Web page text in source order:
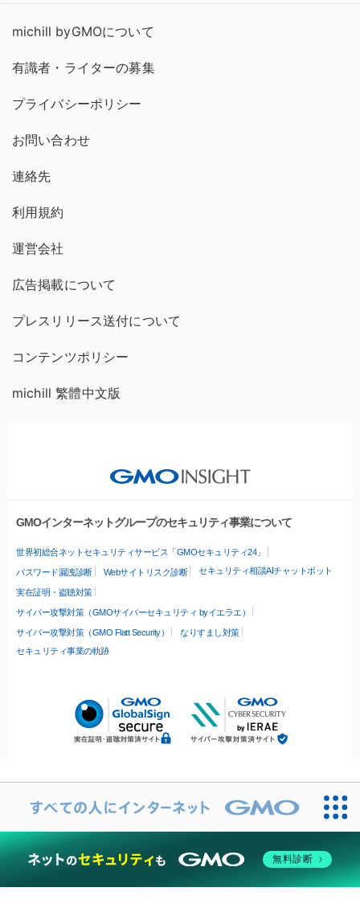
michill byGMOについて
有識者・ライターの募集
プライバシーポリシー
お問い合わせ
連絡先
利用規約
運営会社
広告掲載について
プレスリリース送付について
コンテンツポリシー
michill 繁體中文版
GMOインターネットグループのセキュリティ事業について
世界初総合ネットセキュリティサービス「GMOセキュリティ24」
パスワード漏洩診断 Webサイトリスク診断 セキュリティ相談AIチャットボット
実在証明・盗聴対策
サイバー攻撃対策（GMOサイバーセキュリティ byイエラエ）
サイバー攻撃対策（GMO Flatt Security）
なりすまし対策
セキュリティ事業の軌跡
無料診断